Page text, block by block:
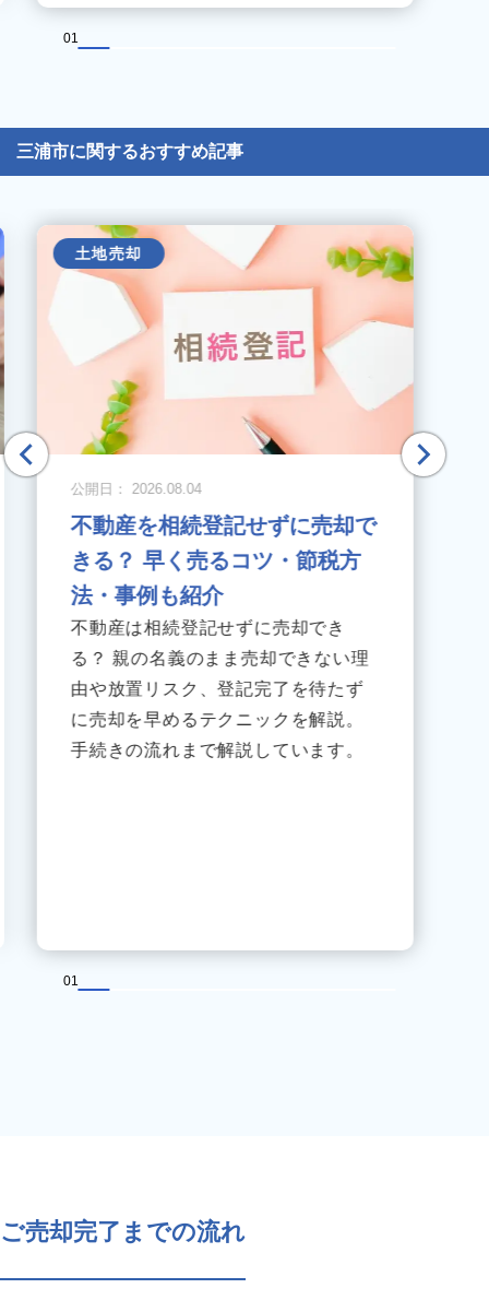
01
三浦市に関するおすすめ記事
土地売却
公開日： 2026.08.04
不動産を相続登記せずに売却で
きる？ 早く売るコツ・節税方
法・事例も紹介
不動産は相続登記せずに売却でき
る？ 親の名義のまま売却できない理
由や放置リスク、登記完了を待たず
に売却を早めるテクニックを解説。
手続きの流れまで解説しています。
01
ご売却完了までの流れ